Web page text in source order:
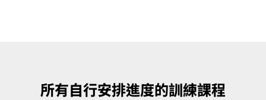
所有自行安排進度的訓練課程